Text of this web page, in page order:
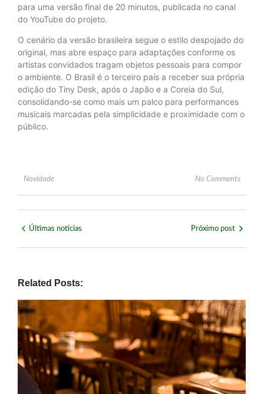
para uma versão final de 20 minutos, publicada no canal
do YouTube do projeto.
O cenário da versão brasileira segue o estilo despojado do
original, mas abre espaço para adaptações conforme os
artistas convidados tragam objetos pessoais para compor
o ambiente. O Brasil é o terceiro país a receber sua própria
edição do Tiny Desk, após o Japão e a Coreia do Sul,
consolidando-se como mais um palco para performances
musicais marcadas pela simplicidade e proximidade com o
público.
Novidade No Comments
Últimas notícias Próximo post
Related Posts: